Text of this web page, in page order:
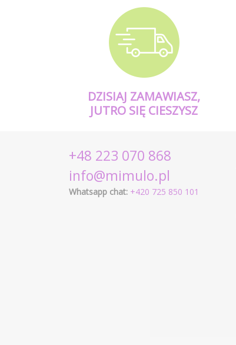
DZISIAJ ZAMAWIASZ,
JUTRO SIĘ CIESZYSZ
+48 223 070 868
info@mimulo.pl
Whatsapp chat: +420 725 850 101